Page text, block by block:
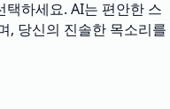
하세요. AI는 편안한 스
, 당신의 진솔한 목소리를